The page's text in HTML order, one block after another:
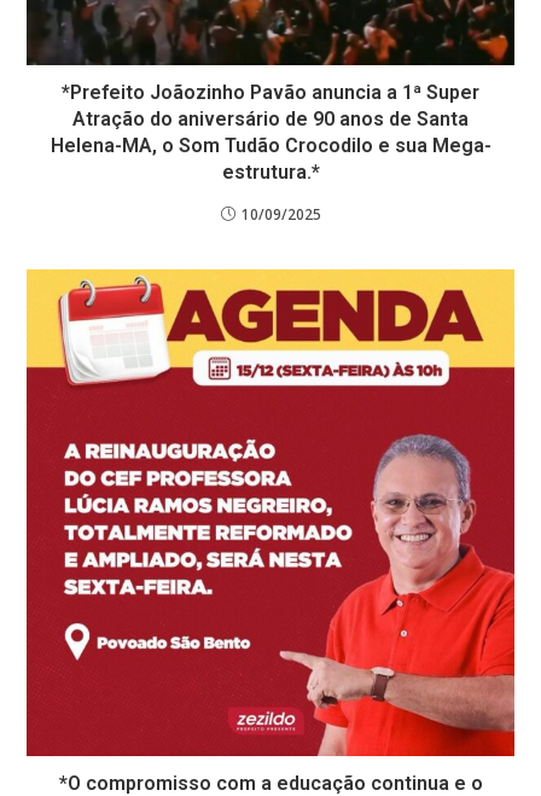
*Prefeito Joãozinho Pavão anuncia a 1ª Super
Atração do aniversário de 90 anos de Santa
Helena-MA, o Som Tudão Crocodilo e sua Mega-
estrutura.*
10/09/2025
*O compromisso com a educação continua e o